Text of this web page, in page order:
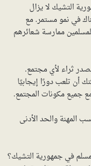
التشيك لا يزال
في نمو مستمر. مع
ممارسة شعائرهم
ثراء لأي مجتمع.
أن تلعب دورًا إيجابيًا
جميع مكونات المجتمع.
المهنة والحد الأدنى
في جمهورية التشيك؟